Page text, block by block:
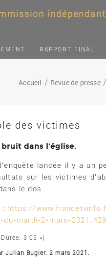
RAPPORT FINAL
Accueil Revue de presse
des victimes
dans l’église.
lancée il y a un
sur les victimes
le dos.
: https://
mardi-2-mars-
3’06 »)
Julian Bugier. 2 mars 2021.